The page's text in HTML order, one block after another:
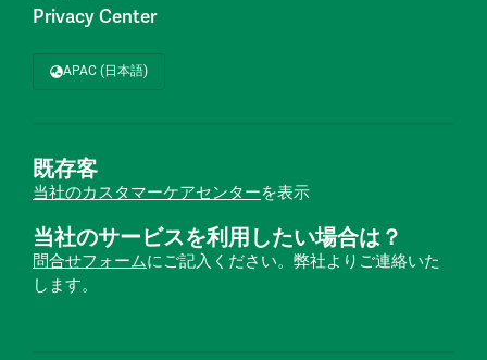
Privacy Center
APAC (日本語)
既存客
当社のカスタマーケアセンターを表示
当社のサービスを利用したい場合は？
問合せフォームにご記入ください。弊社よりご連絡いた
します。